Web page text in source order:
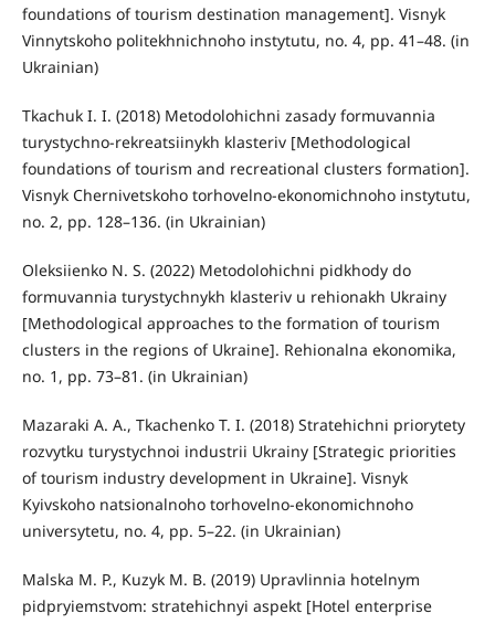
foundations of tourism destination management]. Visnyk
Vinnytskoho politekhnichnoho instytutu, no. 4, pp. 41–48. (in
Ukrainian)
Tkachuk I. I. (2018) Metodolohichni zasady formuvannia
turystychno-rekreatsiinykh klasteriv [Methodological
foundations of tourism and recreational clusters formation].
Visnyk Chernivetskoho torhovelno-ekonomichnoho instytutu,
no. 2, pp. 128–136. (in Ukrainian)
Oleksiienko N. S. (2022) Metodolohichni pidkhody do
formuvannia turystychnykh klasteriv u rehionakh Ukrainy
[Methodological approaches to the formation of tourism
clusters in the regions of Ukraine]. Rehionalna ekonomika,
no. 1, pp. 73–81. (in Ukrainian)
Mazaraki A. A., Tkachenko T. I. (2018) Stratehichni priorytety
rozvytku turystychnoi industrii Ukrainy [Strategic priorities
of tourism industry development in Ukraine]. Visnyk
Kyivskoho natsionalnoho torhovelno-ekonomichnoho
universytetu, no. 4, pp. 5–22. (in Ukrainian)
Malska M. P., Kuzyk M. B. (2019) Upravlinnia hotelnym
pidpryiemstvom: stratehichnyi aspekt [Hotel enterprise